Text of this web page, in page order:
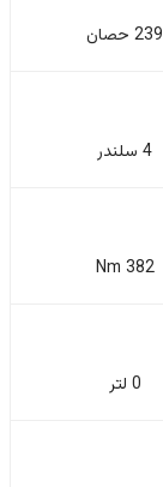
239 حصان
4 سلندر
382 Nm
0 لتر